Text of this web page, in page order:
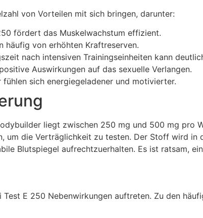
von Vorteilen mit sich bringen, darunter:
fördert das Muskelwachstum effizient.
häufig von erhöhten Kraftreserven.
nach intensiven Trainingseinheiten kann
Auswirkungen auf das sexuelle Verlangen.
sich energiegeladener und motivierter.
liegt zwischen 250 mg und 500 mg pro
um die Verträglichkeit zu testen. Der Stoff wird
Blutspiegel aufrechtzuerhalten. Es ist ratsam,
E 250 Nebenwirkungen auftreten. Zu den